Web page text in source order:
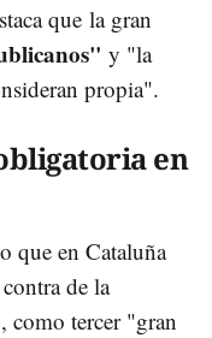
que la gran
y "la
propia".
en
que en Cataluña
de la
como tercer "gran